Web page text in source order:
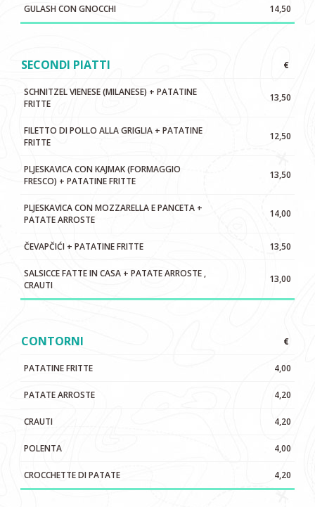
GULASH CON GNOCCHI 14,50
SECONDI PIATTI €
SCHNITZEL VIENESE (MILANESE) + PATATINE
FRITTE
13,50
FILETTO DI POLLO ALLA GRIGLIA + PATATINE
FRITTE
12,50
PLJESKAVICA CON KAJMAK (FORMAGGIO
FRESCO) + PATATINE FRITTE
13,50
PLJESKAVICA CON MOZZARELLA E PANCETA +
PATATE ARROSTE
14,00
ČEVAPČIĆI + PATATINE FRITTE 13,50
SALSICCE FATTE IN CASA + PATATE ARROSTE ,
CRAUTI
13,00
CONTORNI €
PATATINE FRITTE 4,00
PATATE ARROSTE 4,20
CRAUTI 4,20
POLENTA 4,00
CROCCHETTE DI PATATE 4,20